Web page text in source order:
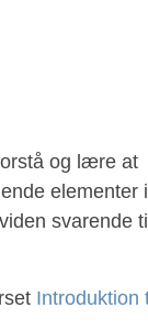
og lære at
elementer i
svarende til
Introduktion